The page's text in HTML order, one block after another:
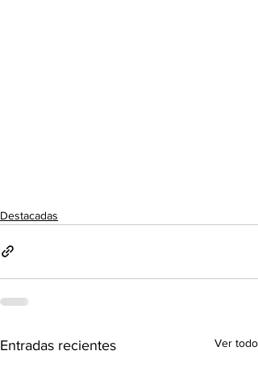
Destacadas
Entradas recientes Ver todo